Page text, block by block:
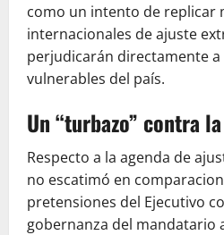
como un intento de replicar
internacionales de ajuste
perjudicarán directamente a
vulnerables del país.
Un “turbazo” contra
Respecto a la agenda de
no escatimó en
pretensiones del Ejecutivo
gobernanza del mandatario